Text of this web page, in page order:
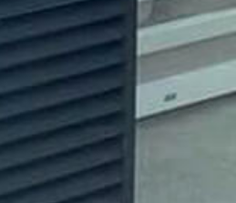
–
1,2 m
2,7 m
–
–